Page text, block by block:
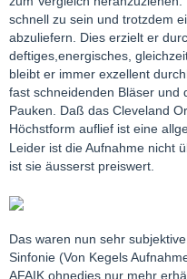
schnell zu sein und trotzdem
abzuliefern. Dies erzielt er
deftiges,energisches,
bleibt er immer exzellent
fast schneidenden Bläser und
Pauken. Daß das Cleveland
Höchstform auflief ist eine
Leider ist die Aufnahme nicht
ist sie äusserst preiswert.
Das waren nun sehr
Sinfonie (Von Kegels
AFAIK ohnedies nur mehr